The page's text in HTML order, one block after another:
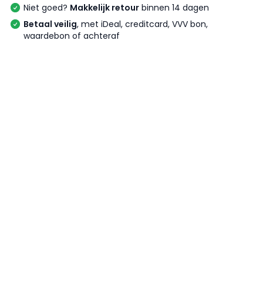
Niet goed? Makkelijk retour binnen 14 dagen
Betaal veilig, met iDeal, creditcard, VVV bon,
waardebon of achteraf